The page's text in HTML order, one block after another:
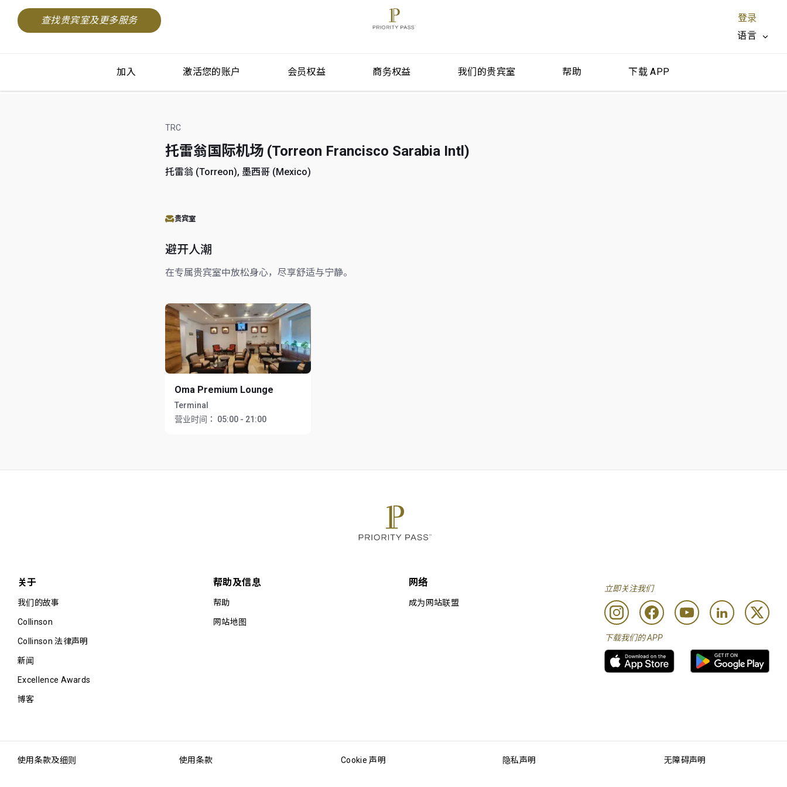
查找贵宾室及更多服务
登录
语言
加入 激活您的账户 会员权益 商务权益 我们的贵宾室 帮助 下载 APP
TRC
托雷翁国际机场 (Torreon Francisco Sarabia Intl)
托雷翁 (Torreon), 墨西哥 (Mexico)
贵宾室
避开人潮
在专属贵宾室中放松身心，尽享舒适与宁静。
Oma Premium Lounge
Terminal
营业时间：
05:00 - 21:00
关于
我们的故事
Collinson
Collinson 法律声明
新闻
Excellence Awards
博客
帮助及信息
帮助
网站地图
网络
成为网站联盟
立即关注我们
下载我们的 APP
使用条款及细则 使用条款 Cookie 声明 隐私声明 无障碍声明